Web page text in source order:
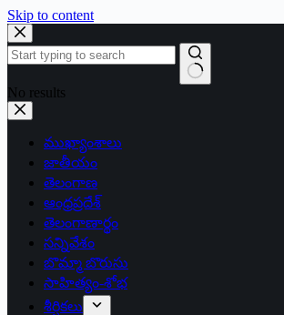
Skip to content
No results
ముఖ్యాంశాలు
జాతీయం
తెలంగాణ
ఆంధ్రప్రదేశ్
తెలంగాణార్థం
సన్నివేశం
బొమ్మా బొరుసు
సాహిత్యం-శోభ
శీర్షికలు